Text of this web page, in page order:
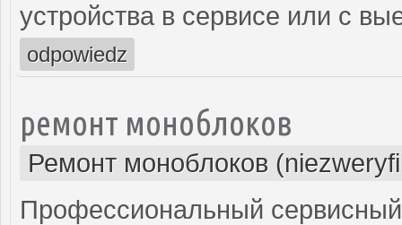
устройства в сервисе или с
odpowiedz
ремонт моноблоков
Ремонт моноблоков
Профессиональный